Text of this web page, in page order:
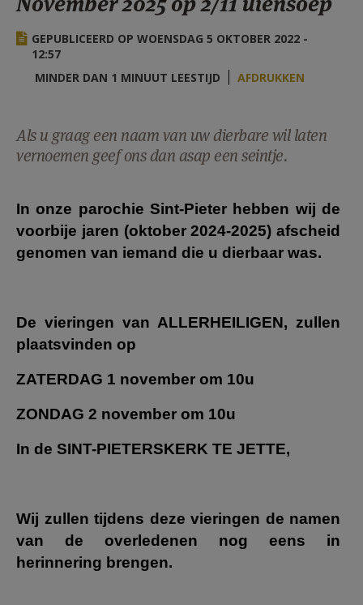
AANMELDEN OF REGISTREREN
GEPUBLICEERD OP WOENSDAG 5 OKTOBER 2022 -
12:57
MINDER DAN 1 MINUUT LEESTIJD
AFDRUKKEN
Als u graag een naam van uw dierbare wil laten
vernoemen geef ons dan asap een seintje.
In onze parochie Sint-Pieter hebben wij de
voorbije jaren (oktober 2024-2025) afscheid
genomen van iemand die u dierbaar was.
De vieringen van ALLERHEILIGEN, zullen
plaatsvinden op
ZATERDAG 1 november om 10u
ZONDAG 2 november om 10u
In de SINT-PIETERSKERK TE JETTE,
Wij zullen tijdens deze vieringen de namen
van de overledenen nog eens in
herinnering brengen.